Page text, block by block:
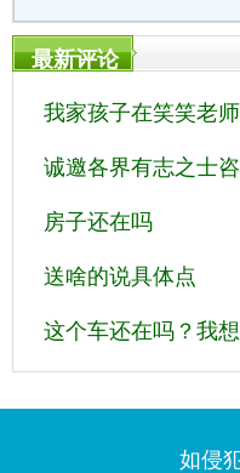
最新评论
我家孩子在笑笑老
诚邀各界有志之士咨
房子还在吗
送啥的说具体点
这个车还在吗？我
如侵